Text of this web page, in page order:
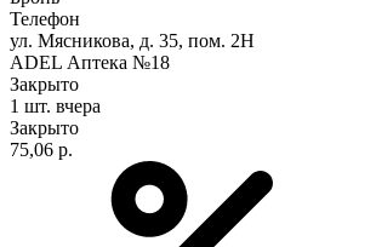
Телефон
ул. Мясникова, д. 35, пом. 2Н
ADEL Аптека №18
Закрыто
1 шт. вчера
Закрыто
75,06 р.